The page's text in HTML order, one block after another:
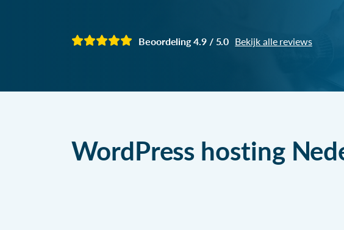
Beoordeling 4.9 / 5.0 Bekijk alle reviews
WordPress hosting